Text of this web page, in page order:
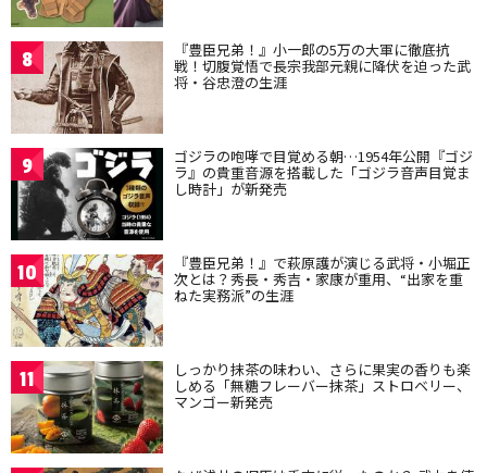
8 『豊臣兄弟！』小一郎の5万の大軍に徹底抗
戦！切腹覚悟で長宗我部元親に降伏を迫った武
将・谷忠澄の生涯
9 ゴジラの咆哮で目覚める朝…1954年公開『ゴジ
ラ』の貴重音源を搭載した「ゴジラ音声目覚ま
し時計」が新発売
10 『豊臣兄弟！』で萩原護が演じる武将・小堀正
次とは？秀長・秀吉・家康が重用、“出家を重
ねた実務派”の生涯
11 しっかり抹茶の味わい、さらに果実の香りも楽
しめる「無糖フレーバー抹茶」ストロベリー、
マンゴー新発売